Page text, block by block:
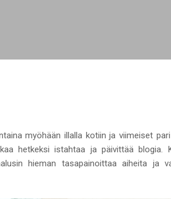
myöhään illalla kotiin ja viimeiset
hetkeksi istahtaa ja päivittää blogia.
hieman tasapainoittaa aiheita ja